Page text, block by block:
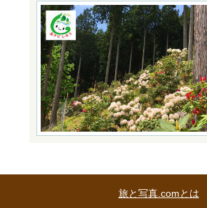
旅と写真.comとは